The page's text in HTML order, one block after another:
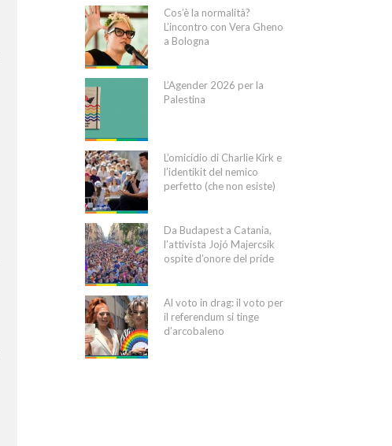
Cos’è la normalità?
L’incontro con Vera Gheno
a Bologna
L’Agender 2026 per la
Palestina
L’omicidio di Charlie Kirk e
l’identikit del nemico
perfetto (che non esiste)
Da Budapest a Catania,
l’attivista Jojó Majercsik
ospite d’onore del pride
Al voto in drag: il voto per
il referendum si tinge
d’arcobaleno